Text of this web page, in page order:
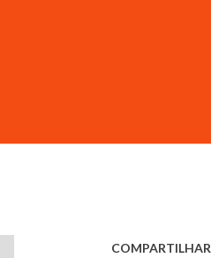
COMPARTILHAR